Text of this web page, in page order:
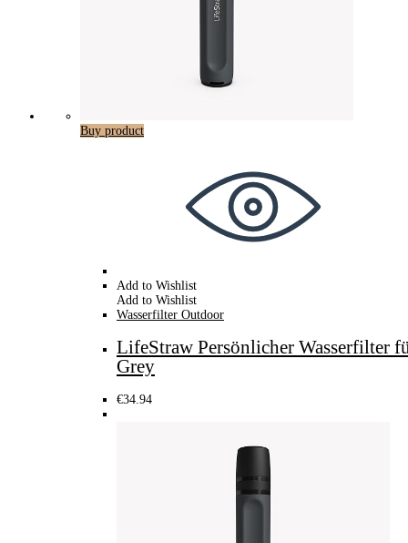
Buy product
Add to Wishlist
Add to Wishlist
Wasserfilter Outdoor
LifeStraw Persönlicher Wasserfilter
Grey
€34.94